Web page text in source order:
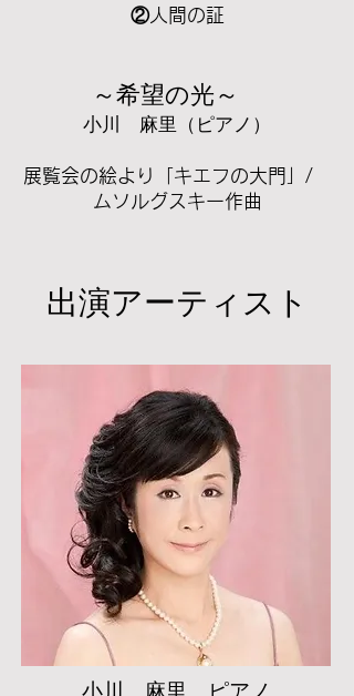
②人間の証
～希望の光～
小川 麻里（ピアノ）
展覧会の絵より「キエフの大門」/
ムソルグスキー作曲
出演アーティスト